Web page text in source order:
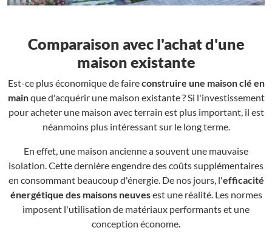
Comparaison avec l'achat d'une
maison existante
Est-ce plus économique de faireconstruire une maison clé en
mainque d'acquérir une maison existante ? Si l'investissement
pour acheter une maison avec terrain est plus important, il est
néanmoins plus intéressant sur le long terme.
En effet, une maison ancienne a souvent une mauvaise
isolation. Cette dernière engendre des coûts supplémentaires
en consommant beaucoup d'énergie. De nos jours, l'efficacité
énergétique des maisons neuvesest une réalité. Les normes
imposent l'utilisation de matériaux performants et une
conception économe.